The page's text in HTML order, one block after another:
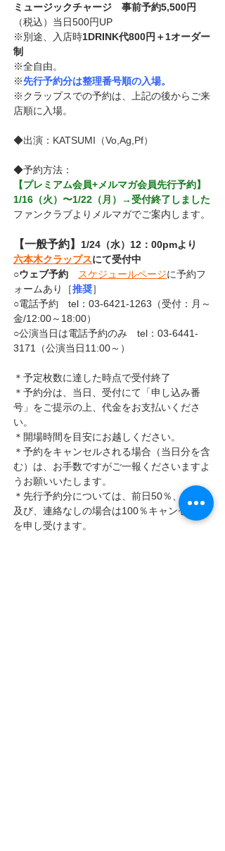
ミュージックチャージ　事前予約5,500円
（税込）当日500円UP
※別途、入店時1DRINK代800円＋1オーダー
制
※全自由。
※先行予約分は整理番号順の入場。
※クラップスでの予約は、上記の後からご来
店順に入場。
◆出演：KATSUMI（Vo,Ag,Pf）
◆予約方法：
【プレミアム会員+メルマガ会員先行予約】
1/16（火）〜1/22（月）→受付終了しました
ファンクラブよりメルマガでご案内します。
【一般予約】 1/24（水）12：00pmより
六本木クラップスにて受付中
○ウェブ予約 スケジュールページに予約フ
ォームあり［推奨］
○電話予約　tel：03-6421-1263（受付：月～
金/12:00～18:00）
○公演当日は電話予約のみ　tel：03-6441-
3171（公演当日11:00～）
＊予定枚数に達した時点で受付終了
＊予約分は、当日、受付にて「申し込み番
号」をご提示の上、代金をお支払いくださ
い。
＊開場時間を目安にお越しください。
＊予約をキャンセルされる場合（当日分を含
む）は、お手数ですがご一報くださいますよ
うお願いいたします。
＊先行予約分については、前日50％、当日、
及び、連絡なしの場合は100％キャンセル料
を申し受けます。